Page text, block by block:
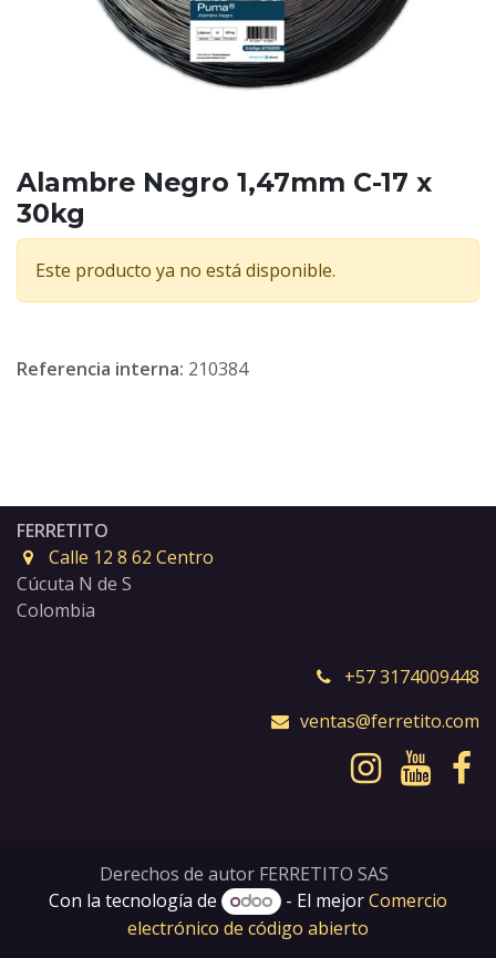
Alambre Negro 1,47mm C-17 x
30kg
Este producto ya no está disponible.
Referencia interna: 210384
FERRETITO
Calle 12 8 62 Centro
Cúcuta N de S
Colombia
+57 3174009448
ventas@ferretito.com
Derechos de autor FERRETITO SAS
Con la tecnología de
- El mejorComercio
electrónico de código abierto